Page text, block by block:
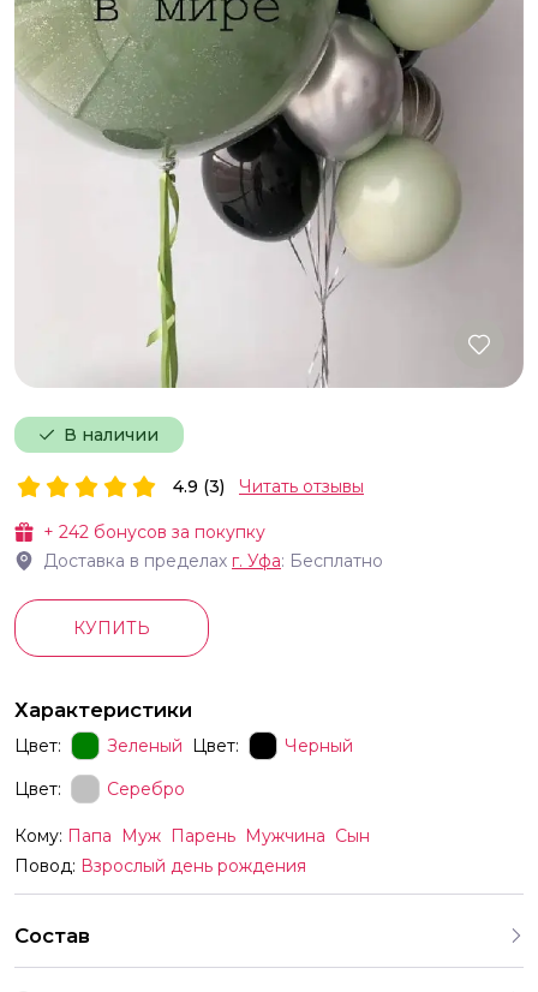
В наличии
+ 242 бонусов за покупку
Доставка в пределах г. Уфа: Бесплатно
4.9 (3) Читать отзывы
КУПИТЬ
Характеристики
Цвет: Зеленый Цвет:
Черный
Цвет:
Серебро
Кому: Папа Муж Парень Мужчина Сын
Повод: Взрослый день рождения
Состав